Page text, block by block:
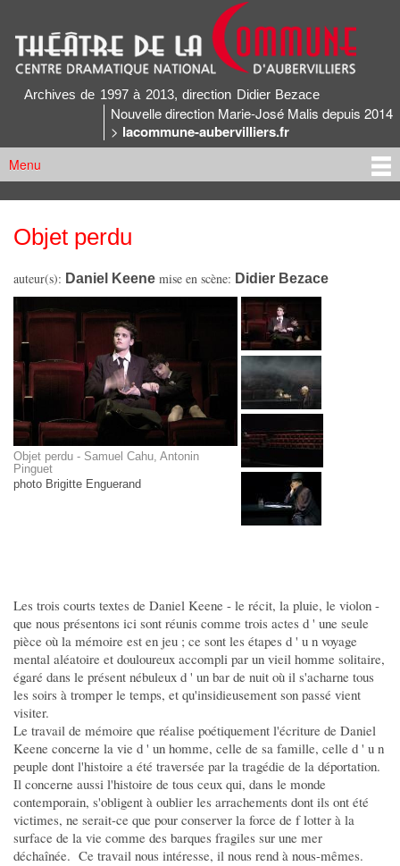
principal
Archives du Théâtre de la Commune
Archives de 1997 à 2013, direction Didier Bezace
Nouvelle direction Marie-José Malis depuis 2014
> lacommune-aubervilliers.fr
Menu principal
Menu
Vous êtes ici
Objet perdu
auteur(s): Daniel Keene mise en scène: Didier Bezace
Objet perdu - Samuel Cahu, Antonin
Pinguet
photo Brigitte Enguerand
Les trois courts textes de Daniel Keene - le récit, la pluie, le violon -
que nous présentons ici sont réunis comme trois actes d ' une seule
pièce où la mémoire est en jeu ; ce sont les étapes d ' u n voyage
mental aléatoire et douloureux accompli par un vieil homme solitaire,
égaré dans le présent nébuleux d ' un bar de nuit où il s'acharne tous
les soirs à tromper le temps, et qu'insidieusement son passé vient
visiter.
Le travail de mémoire que réalise poétiquement l'écriture de Daniel
Keene concerne la vie d ' un homme, celle de sa famille, celle d ' u n
peuple dont l'histoire a été traversée par la tragédie de la déportation.
Il concerne aussi l'histoire de tous ceux qui, dans le monde
contemporain, s'obligent à oublier les arrachements dont ils ont été
victimes, ne serait-ce que pour conserver la force de f lotter à la
surface de la vie comme des barques fragiles sur une mer
déchaînée. Ce travail nous intéresse, il nous rend à nous-mêmes.